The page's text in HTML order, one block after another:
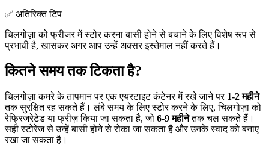
✅ अतिरिक्त टिप
चिलगोज़ा को फ्रीजर में स्टोर करना बासी होने से बचाने के लिए विशेष रूप से
प्रभावी है, खासकर अगर आप उन्हें अक्सर इस्तेमाल नहीं करते हैं।
कितने समय तक टिकता है?
चिलगोज़ा कमरे के तापमान पर एक एयरटाइट कंटेनर में रखे जाने पर 1-2 महीने
तक सुरक्षित रह सकते हैं। लंबे समय के लिए स्टोर करने के लिए, चिलगोज़ा को
रेफ्रिजरेटेड या फ्रीज़ किया जा सकता है, जो 6-9 महीनेतक चल सकते हैं।
सही स्टोरेज से उन्हें बासी होने से रोका जा सकता है और उनके स्वाद को बनाए
रखा जा सकता है।